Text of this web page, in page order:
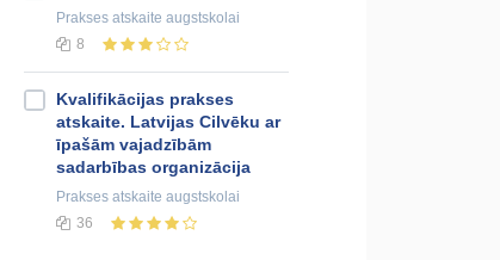
Prakses atskaite augstskolai
8
Kvalifikācijas prakses
atskaite. Latvijas Cilvēku ar
īpašām vajadzībām
sadarbības organizācija
Prakses atskaite augstskolai
36